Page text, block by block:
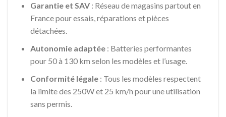
Garantie et SAV: Réseau de magasins partout en
France pour essais, réparations et pièces
détachées.
Autonomie adaptée: Batteries performantes
pour 50 à 130 km selon les modèles et l’usage.
Conformité légale: Tous les modèles respectent
la limite des 250W et 25 km/h pour une utilisation
sans permis.